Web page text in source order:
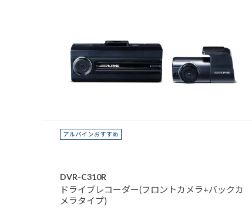
DVR-C310R
ドライブレコーダー(フロントカメラ+バックカ
メラタイプ)